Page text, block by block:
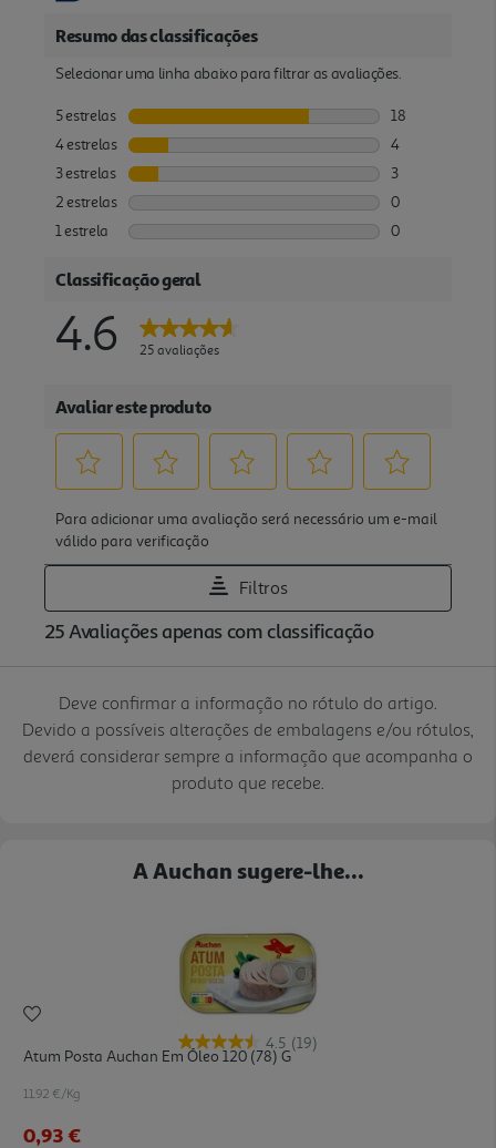
Deve confirmar a informação no rótulo do artigo.
Devido a possíveis alterações de embalagens e/ou rótulos,
deverá considerar sempre a informação que acompanha o
produto que recebe.
A Auchan sugere-lhe...
4.5 (19)
Atum Posta Auchan Em Óleo 120 (78) G
11.92 €/Kg
0,93 €